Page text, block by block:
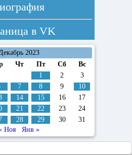
в VK
2023
Чт Пт Сб
Вс
1
2
3
7 8 9
10
14 15 16
17
21 22 23
24
28 29 30
31
Ноя
Янв »